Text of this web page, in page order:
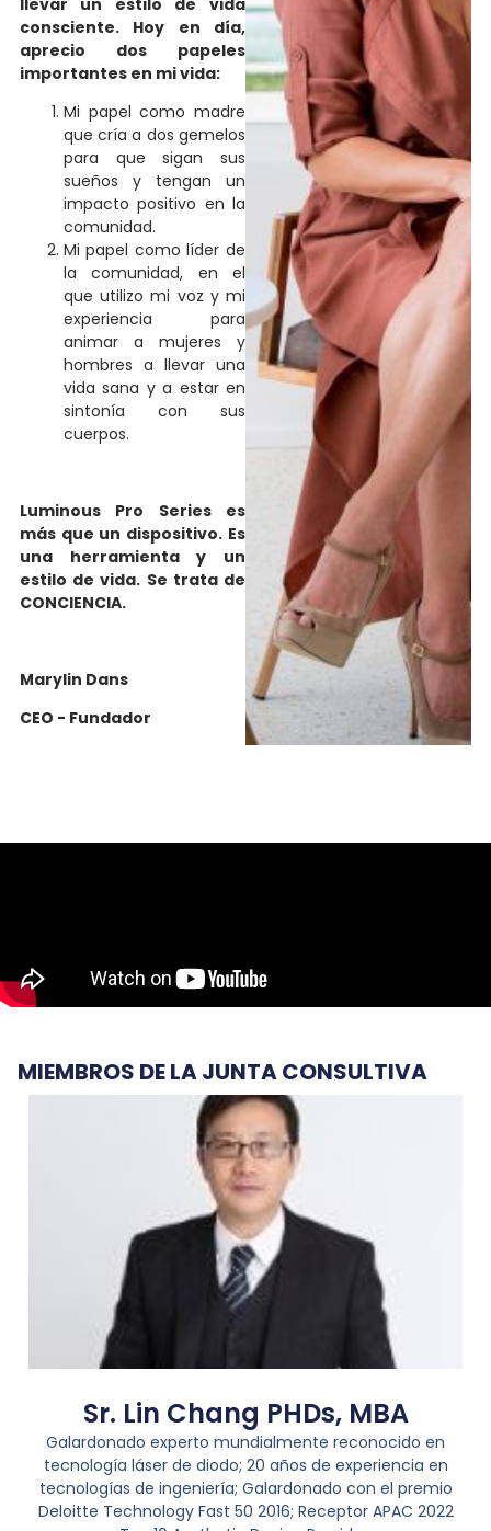
consciente. Hoy en día,
aprecio dos papeles
importantes en mi vida:
Mi papel como madre
que cría a dos gemelos
para que sigan sus
sueños y tengan un
impacto positivo en la
comunidad.
Mi papel como líder de
la comunidad, en el
que utilizo mi voz y mi
experiencia para
animar a mujeres y
hombres a llevar una
vida sana y a estar en
sintonía con sus
cuerpos.
Luminous Pro Series es
más que un dispositivo. Es
una herramienta y un
estilo de vida. Se trata de
CONCIENCIA.
Marylin Dans
CEO - Fundador
MIEMBROS DE LA JUNTA CONSULTIVA
Sr. Lin Chang PHDs, MBA
Galardonado experto mundialmente reconocido en
tecnología láser de diodo; 20 años de experiencia en
tecnologías de ingeniería; Galardonado con el premio
Deloitte Technology Fast 50 2016; Receptor APAC 2022